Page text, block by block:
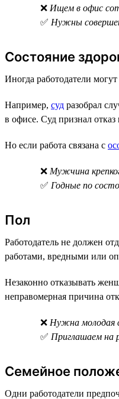
❌ Ищем в офис
✅ Нужны
Состояние
Иногда работодатели
Например, суд разобрал
в офисе. Суд признал
Но если работа связана с
❌ Мужчина
✅ Годные по
Пол
Работодатель не должен
работами, вредными или
Незаконно отказывать
неправомерная причина
❌ Нужна молодая
✅ Приглашаем на
Семейное
Одни работодатели